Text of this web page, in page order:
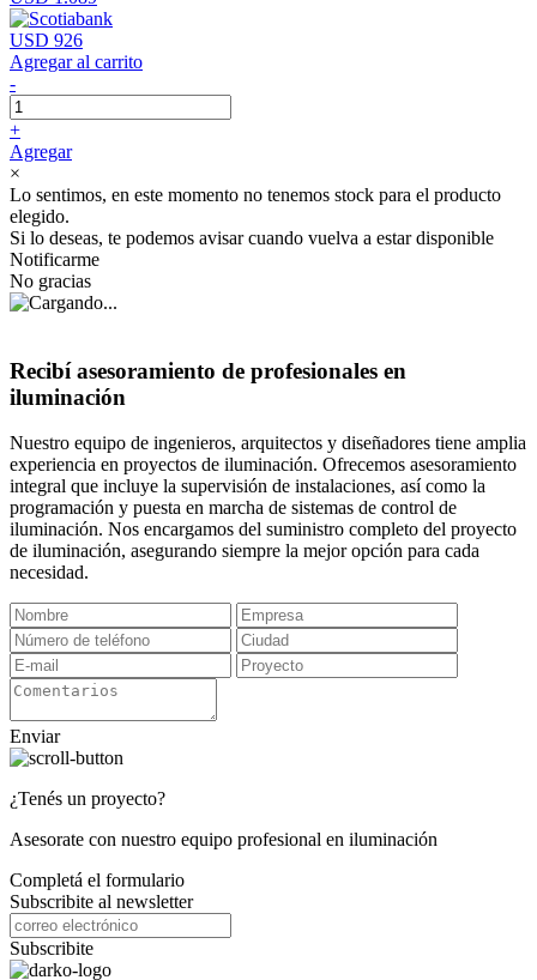
USD 926
Agregar al carrito
-
+
Agregar
×
Lo sentimos, en este momento no tenemos stock para el producto
elegido.
Si lo deseas, te podemos avisar cuando vuelva a estar disponible
Notificarme
No gracias
Recibí asesoramiento de profesionales en
iluminación
Nuestro equipo de ingenieros, arquitectos y diseñadores tiene amplia
experiencia en proyectos de iluminación. Ofrecemos asesoramiento
integral que incluye la supervisión de instalaciones, así como la
programación y puesta en marcha de sistemas de control de
iluminación. Nos encargamos del suministro completo del proyecto
de iluminación, asegurando siempre la mejor opción para cada
necesidad.
Enviar
¿Tenés un proyecto?
Asesorate con nuestro equipo profesional en iluminación
Completá el formulario
Subscribite al newsletter
Subscribite